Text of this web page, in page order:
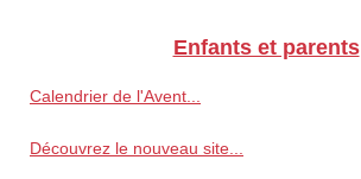
Enfants et parents
Calendrier de l'Avent...
Découvrez le nouveau site...